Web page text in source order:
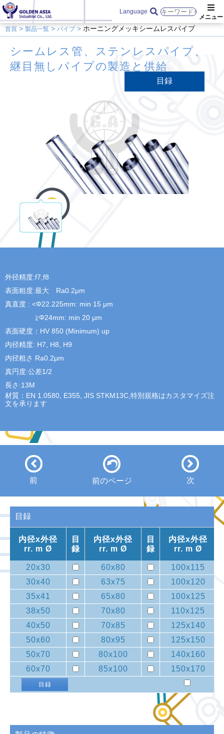
Language
首頁 製品一覧 パイプ ホーニングメッキシームレスパイプ
シームレス管、ステンレスパイプ、
継目無しパイプの製造と供給
目録
外径精度:f7,f8
表面粗度:最大 Ra0.2μm
真直度 : <Φ22.225mm: min 15 μm
≧Φ24mm: min 20 μm
表面硬度：HV 850 (Minimum) up
内径精度: H7, H8, H9
内径粗さ Ra0.2μm
真円度:公差1/2
長さ:13M
材質：EN 1.0580, E355, JIS STKM13C,特別規格はカスタマイズ注
文を承ります
前 前のページ 次
目録
内径x外径
rr. m Ø
目
録
内径x外径
rr. m Ø
目
録
内径x外径
rr. m Ø
20x30 60x80
100x115
30x40
63x75
100x120
35x41
65x80
100x125
38x50
70x80
110x125
40x50
70x85
125x140
50x60
80x95
125x150
50x70
80x100
140x160
60x70
85x100 150x170
目録